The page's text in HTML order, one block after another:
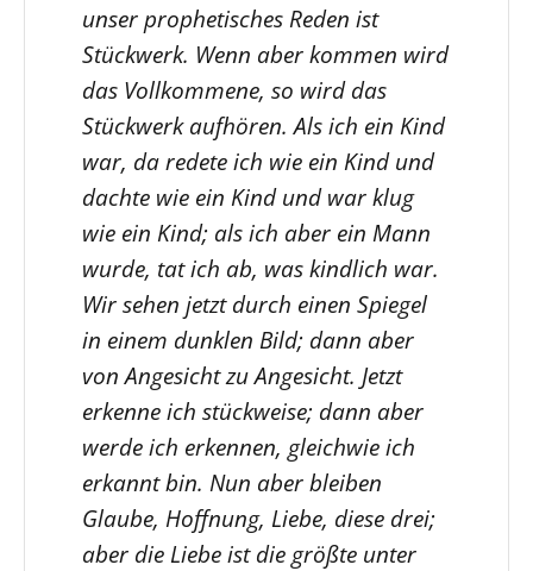
unser prophetisches Reden ist
Stückwerk. Wenn aber kommen wird
das Vollkommene, so wird das
Stückwerk aufhören. Als ich ein Kind
war, da redete ich wie ein Kind und
dachte wie ein Kind und war klug
wie ein Kind; als ich aber ein Mann
wurde, tat ich ab, was kindlich war.
Wir sehen jetzt durch einen Spiegel
in einem dunklen Bild; dann aber
von Angesicht zu Angesicht. Jetzt
erkenne ich stückweise; dann aber
werde ich erkennen, gleichwie ich
erkannt bin. Nun aber bleiben
Glaube, Hoffnung, Liebe, diese drei;
aber die Liebe ist die größte unter